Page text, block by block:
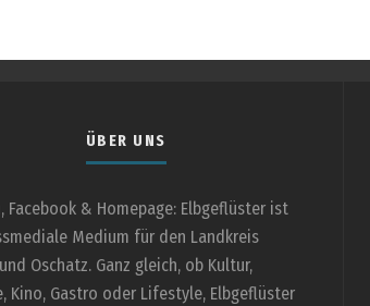
ÜBER UNS
Facebook & Homepage: Elbgeflüster ist
Medium für den Landkreis
Oschatz. Ganz gleich, ob Kultur,
Kino, Gastro oder Lifestyle, Elbgeflüster